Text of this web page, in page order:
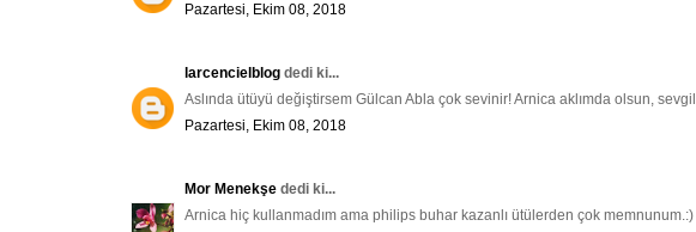
Pazartesi, Ekim 08, 2018
larcencielblog dedi ki...
Aslında ütüyü değiştirsem Gülcan Abla çok sevinir! Arnica aklımda olsun,
Pazartesi, Ekim 08, 2018
Mor Menekşe dedi ki...
Arnica hiç kullanmadım ama philips buhar kazanlı ütülerden çok memnunum.:)